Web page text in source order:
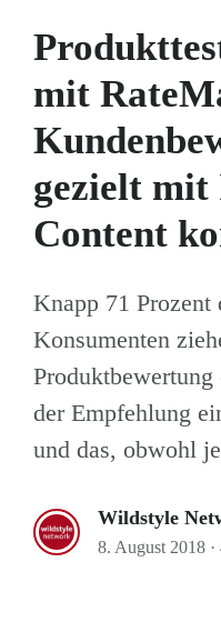
mit
gezielt
Content
Knapp 71 Prozent
Konsumenten
Produktbewertung
der Empfehlung
und das, obwohl
Wildstyle
8. August 2018 ·